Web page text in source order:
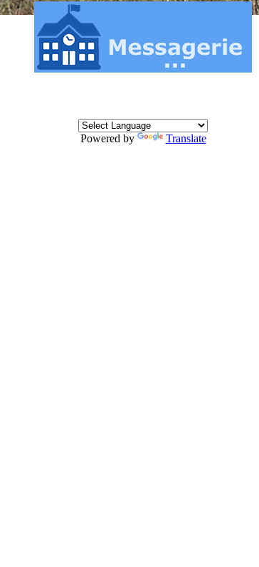
Powered by Translate